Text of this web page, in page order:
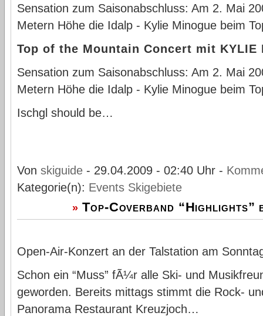
Sensation zum Saisonabschluss: Am 2. Mai
Metern Höhe die Idalp - Kylie Minogue beim
Top of the Mountain Concert mit KYLIE
Sensation zum Saisonabschluss: Am 2. Mai
Metern Höhe die Idalp - Kylie Minogue beim
Ischgl should be…
Von skiguide- 29.04.2009 - 02:40 Uhr -
Kategorie(n): Events Skigebiete
»Top-Coverband
Open-Air-Konzert an der Talstation am
Schon ein “Muss” fÃ¼r alle Ski- und
geworden. Bereits mittags stimmt die Rock-
Panorama Restaurant Kreuzjoch…